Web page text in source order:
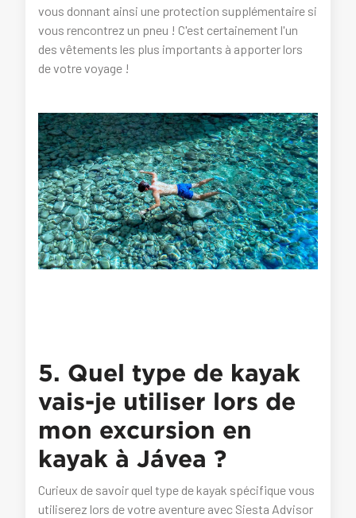
vous donnant ainsi une protection supplémentaire si
vous rencontrez un pneu ! C'est certainement l'un
des vêtements les plus importants à apporter lors
de votre voyage !
5. Quel type de kayak
vais-je utiliser lors de
mon excursion en
kayak à Jávea ?
Curieux de savoir quel type de kayak spécifique vous
utiliserez lors de votre aventure avec Siesta Advisor